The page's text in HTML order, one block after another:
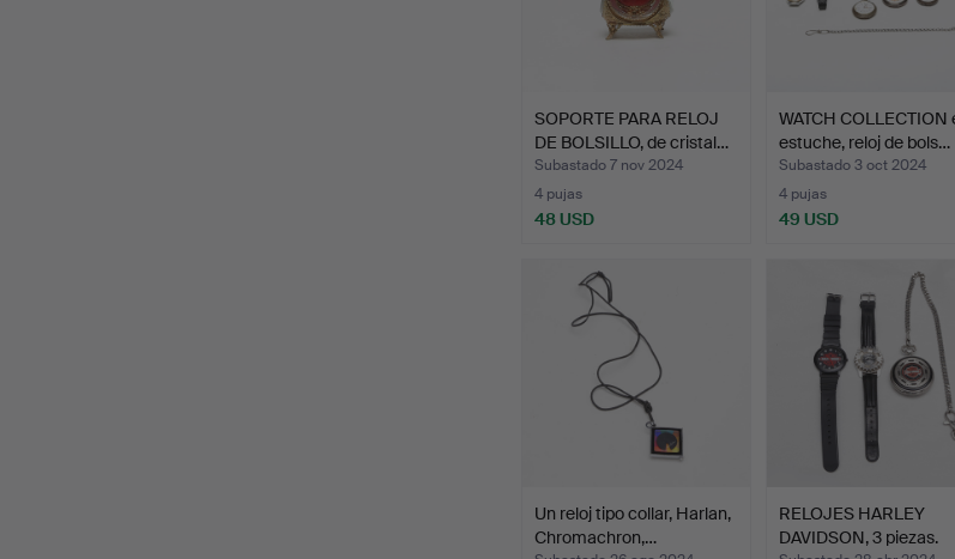
SOPORTE PARA RELOJ
DE BOLSILLO, de cristal…
Subastado 7 nov 2024
4 pujas
48 USD
WATCH COLLECTION
estuche, reloj de bols…
Subastado 3 oct 2024
4 pujas
49 USD
Un reloj tipo collar, Harlan,
Chromachron,…
RELOJES HARLEY
DAVIDSON, 3 piezas.